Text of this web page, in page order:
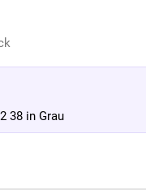
38 in Grau